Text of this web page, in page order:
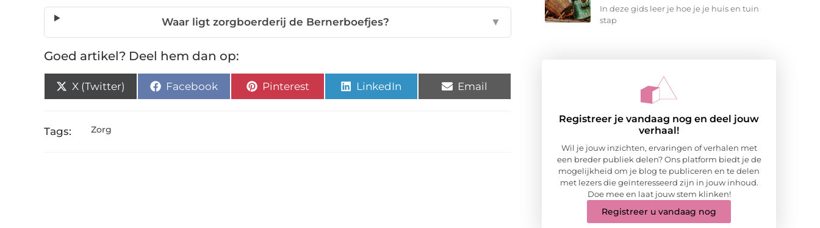
Waar ligt zorgboerderij de Bernerboefjes? ▼
Goed artikel? Deel hem dan op:
X (Twitter) Facebook Pinterest LinkedIn Email
Tags: Zorg
In deze gids leer je hoe je je huis en tuin
stap
Registreer je vandaag nog en deel jouw
verhaal!
Wil je jouw inzichten, ervaringen of verhalen met
een breder publiek delen? Ons platform biedt je de
mogelijkheid om je blog te publiceren en te delen
met lezers die geïnteresseerd zijn in jouw inhoud.
Doe mee en laat jouw stem klinken!
Registreer u vandaag nog